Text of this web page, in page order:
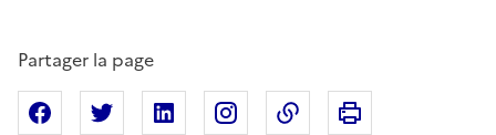
Partager la page
Partager sur Facebook
Partager sur XPartager sur Linkedin
Partager sur Instagram
Copier dans le
Imprimer cette